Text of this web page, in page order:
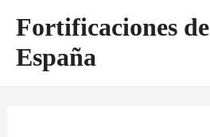
contenido
Fortificaciones de
España